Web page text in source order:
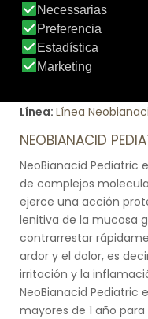
Tamaño:Caja 36
776 mg
Línea: Línea
NEOBIANACID
NeoBianacid Pediatric
de complejos
ejerce una acción
lenitiva de la mucosa
contrarrestar
ardor y el dolor, es
irritación y la
NeoBianacid Pediatric
mayores de 1 año